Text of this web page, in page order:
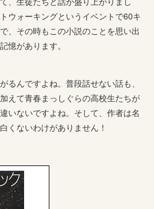
ウォーキングというイベントで60キ
、その時もこの小説のことを思い出
憶があります。
るんですよね。普段話せない話も、
えて青春まっしぐらの高校生たちが
いないですよね。そして、作者は名
くないわけがありません！